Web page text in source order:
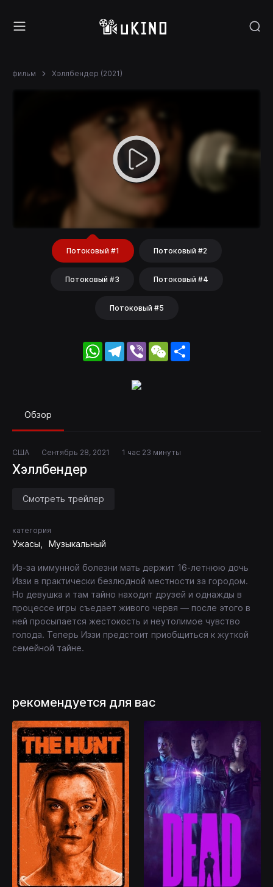
фильм Хэллбендер (2021)
Потоковый #1 Потоковый #2
Потоковый #3 Потоковый #4
Потоковый #5
WhatsApp
Telegram
Viber WeChat
Обзор
США Сентябрь 28, 2021 1 час 23 минуты
Хэллбендер
Смотреть трейлер
категория
Ужасы Музыкальный
Из-за иммунной болезни мать держит 16-летнюю дочь
Иззи в практически безлюдной местности за городом.
Но девушка и там тайно находит друзей и однажды в
процессе игры съедает живого червя — после этого в
ней просыпается жестокость и неутолимое чувство
голода. Теперь Иззи предстоит приобщиться к жуткой
семейной тайне.
рекомендуется для вас